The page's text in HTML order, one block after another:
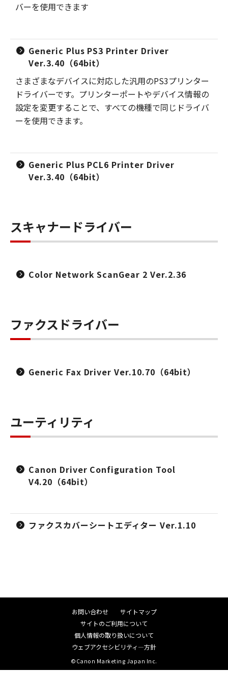
バーを使用できます
Generic Plus PS3 Printer Driver
Ver.3.40（64bit）
さまざまなデバイスに対応した汎用のPS3プリンター
ドライバーです。プリンターポートやデバイス情報の
設定を変更することで、すべての機種で同じドライバ
ーを使用できます。
Generic Plus PCL6 Printer Driver
Ver.3.40（64bit）
スキャナードライバー
Color Network ScanGear 2 Ver.2.36
ファクスドライバー
Generic Fax Driver Ver.10.70（64bit）
ユーティリティ
Canon Driver Configuration Tool
V4.20（64bit）
ファクスカバーシートエディター Ver.1.10
お問い合わせ
サイトマップ
サイトのご利用について
個人情報の取り扱いについて
ウェブアクセシビリティ―方針
©Canon Marketing Japan Inc.